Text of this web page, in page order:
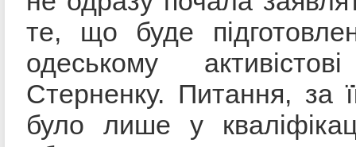
те, що буде
одеському
Стерненку. Питання, за
було лише у